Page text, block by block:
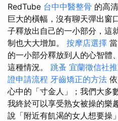
RedTube 台中中醫整骨 的高
巨大的橫幅，沒有聊天彈出窗
子釋放出自己的一小部分，這
制也大大增加。 按摩店選擇
的一小部分釋放到人的心智體
這種情況。 跳蚤 宜蘭徵信社
證申請流程 牙齒矯正的方法
心中的「寸金人」；我們大多
我終於可以享受熟女被操的樂
說「附近有飢渴的女人想要操